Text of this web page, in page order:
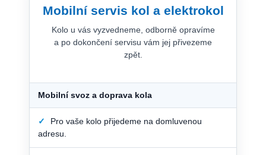
Mobilní servis kol a elektrokol
Kolo u vás vyzvedneme, odborně opravíme
a po dokončení servisu vám jej přivezeme
zpět.
Mobilní svoz a doprava kola
✓
Pro vaše kolo přijedeme na domluvenou
adresu.